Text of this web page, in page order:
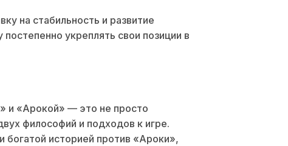
на стабильность и развитие
укреплять свои позиции в
и «Арокой» — это не просто
философий и подходов к игре.
историей против «Ароки»,